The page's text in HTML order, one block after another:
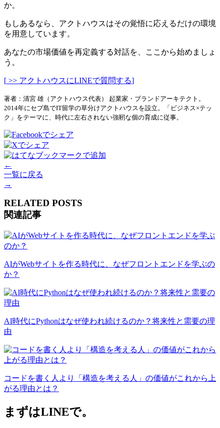
か。
もしあるなら、アクトハウスはその覚悟に応えるだけの環境
を用意しています。
あなたの市場価値を再定義する対話を、ここから始めましょ
う。
[ >> アクトハウスにLINEで質問する]
著者：清宮 雄（アクトハウス代表） 起業家・ブランドアーキテクト。
2014年にセブ島でIT留学の草分けアクトハウスを設立。「ビジネス×テッ
ク」をテーマに、時代に左右されない強靭な個の育成に従事。
←
一覧に戻る
→
RELATED POSTS
関連記事
AIがWebサイトを作る時代に、なぜフロントエンドを学ぶの
か？
AI時代にPythonはなぜ使われ続けるのか？将来性と需要の理
由
コードを書く人より「構造を考える人」の価値がこれから上
がる理由とは？
まずはLINEで。